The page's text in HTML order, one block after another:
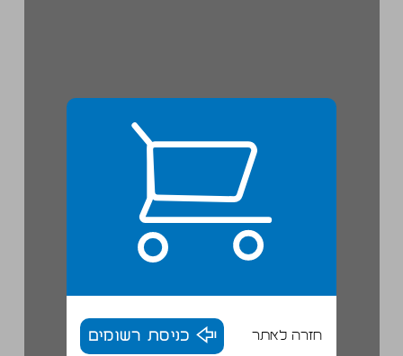
חזרה לאתר כניסת רשומים